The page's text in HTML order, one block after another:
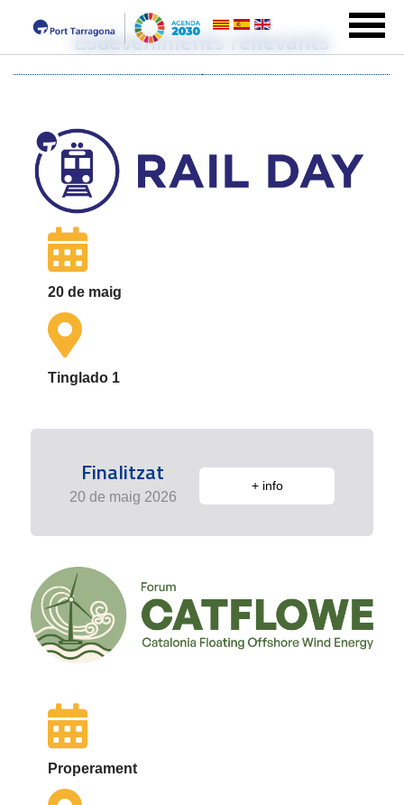
Esdeveniments rellevants
20 de maig
Tinglado 1
Finalitzat
20 de maig 2026
+ info
Properament